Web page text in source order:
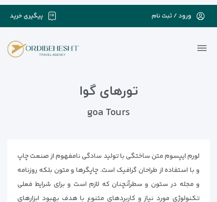
پیگیری خرید ورود / ثبت نام
تورهای گوا
goa Tours
لورم ایپسوم متن ساختگی با تولید سادگی نامفهوم از صنعت چاپ
و با استفاده از طراحان گرافیک است. چاپگرها و متون بلکه روزنامه
و مجله در ستون و سطرآنچنان که لازم است و برای شرایط فعلی
تکنولوژی مورد نیاز و کاربردهای متنوع با هدف بهبود ابزارهای